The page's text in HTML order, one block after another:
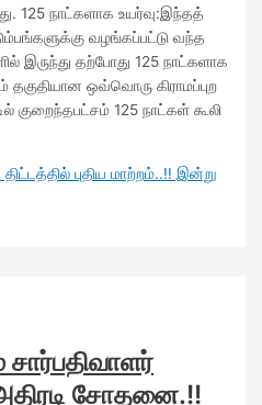
125 நாட்களாக உயர்வு:இந்தத்
வழங்கப்பட்டு வந்த
இருந்து தற்போது 125 நாட்களாக
ஒவ்வொரு கிராமப்புற
குறைந்தபட்சம் 125 நாட்கள் கூலி
புதிய மாற்றம்..!! இன்று
சார்பதிவாளர்
சோதனை.!!